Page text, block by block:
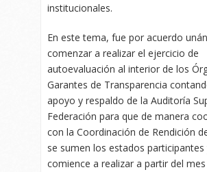
institucionales.
En este tema, fue por acuerdo
comenzar a realizar el ejercicio de
autoevaluación al interior de los
Garantes de Transparencia
apoyo y respaldo de la Auditoría
Federación para que de manera
con la Coordinación de Rendición
se sumen los estados participantes
comience a realizar a partir del